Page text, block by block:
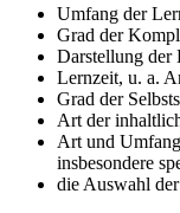
Umfang der
Grad der
Darstellung der
Lernzeit, u. a.
Grad der
Art der
Art und
insbesondere
die Auswahl